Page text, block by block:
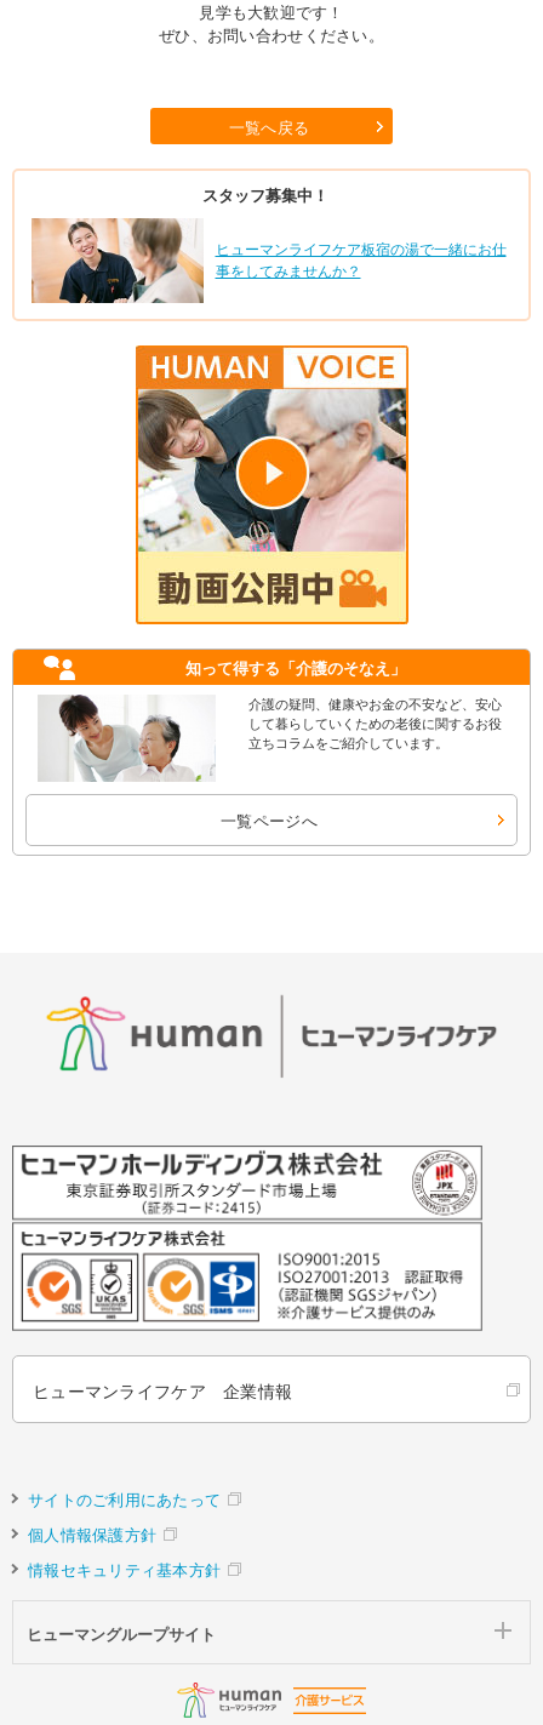
見学も大歓迎です！
ぜひ、お問い合わせください。
一覧へ戻る
スタッフ募集中！
ヒューマンライフケア板宿の湯で一緒にお仕
事をしてみませんか？
知って得する 「介護のそなえ」
介護の疑問、健康やお金の不安など、安心
して暮らしていくための老後に関するお役
立ちコラムをご紹介しています。
一覧ページへ
ヒューマンライフケア 企業情報
サイトのご利用にあたって
個人情報保護方針
情報セキュリティ基本方針
ヒューマングループサイト